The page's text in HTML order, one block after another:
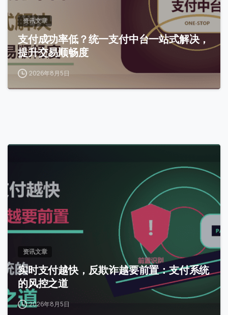
资讯文章
支付成功率低？统一支付中台一站式解决，
提升交易顺畅度
2026年8月5日
资讯文章
实时支付越快，反欺诈越要前置：支付系统
的风控之道
2026年8月5日